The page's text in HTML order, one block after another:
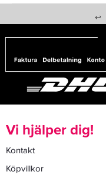
↩
Vi hjälper dig!
Kontakt
Köpvillkor